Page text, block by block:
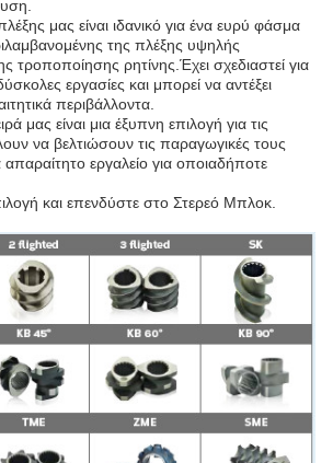
μας είναι ιδανικό για ένα ευρύ φάσμα
της πλέξης υψηλής
τροποποίησης ρητίνης.Έχει σχεδιαστεί για
εργασίες και μπορεί να αντέξει
περιβάλλοντα.
μας είναι μια έξυπνη επιλογή για τις
να βελτιώσουν τις παραγωγικές τους
απαραίτητο εργαλείο για οποιαδήποτε
και επενδύστε στο Στερεό Μπλοκ.